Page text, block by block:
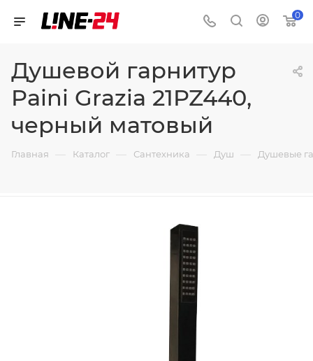
0
Душевой гарнитур
Paini Grazia 21PZ440,
черный матовый
Главная — Каталог — Сантехника — Душ — Душевые